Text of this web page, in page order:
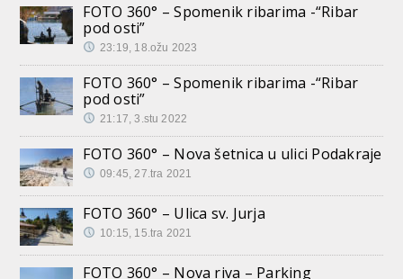
FOTO 360° – Spomenik ribarima -“Ribar
pod osti”
23:19, 18.ožu 2023
FOTO 360° – Spomenik ribarima -“Ribar
pod osti”
21:17, 3.stu 2022
FOTO 360° – Nova šetnica u ulici Podakraje
09:45, 27.tra 2021
FOTO 360° – Ulica sv. Jurja
10:15, 15.tra 2021
FOTO 360° – Nova riva – Parking